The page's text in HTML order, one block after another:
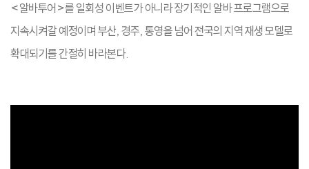
<알바투어>를 일회성 이벤트가 아니라 장기적인 알바 프로그램으로
지속시켜갈 예정이며 부산, 경주, 통영을 넘어 전국의 지역 재생 모델로
확대되기를 간절히 바라본다.